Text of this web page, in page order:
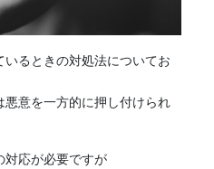
るときの対処法についてお
悪意を一方的に押し付けられ
対応が必要ですが